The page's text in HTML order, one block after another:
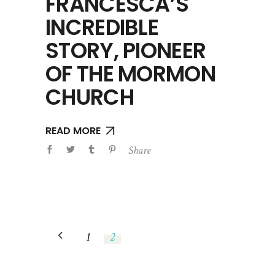
INCREDIBLE
STORY, PIONEER
OF THE MORMON
CHURCH
READ MORE
Share
1 2